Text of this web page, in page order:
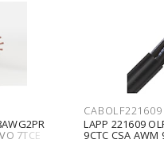
7TCE
CABOLF221609
LAPP 221609
9CTC CSA AWM